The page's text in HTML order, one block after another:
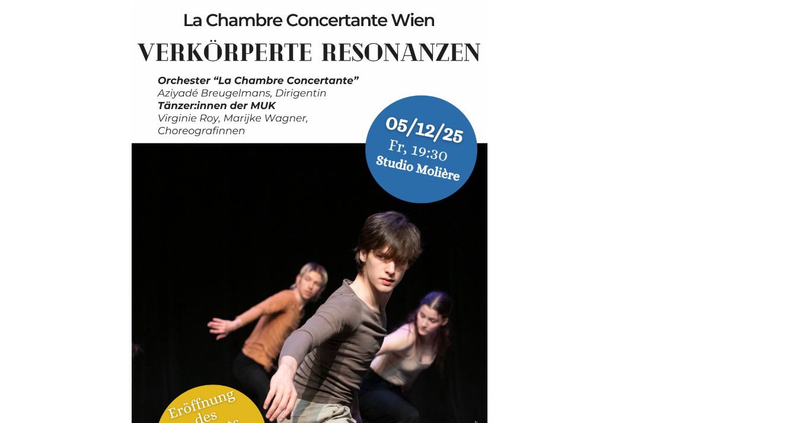
œuvre majeure du répertoire orchestral jouée dans le monde entier, et apporte
des clefs d’écoute originales grâce à une traduction chorégraphique. La
symphonie sera introduite par l'ouverture "Les Hébrides" de Félix
Mendelssohn.
En première partie de concert, se présentera l’orchestre Opus 9, projet
d’orchestre amateur porté depuis janvier 2025 par La Chambre Concertante
Danseurs-interprètes en 2e année du Bachelor danse contemporaine et
classique de l’Université privée de musique et des arts de la Ville de Vienne –
Schubert hören, wie man ihn noch nie…gesehen hat! Seine 5. Sinfonie,
komponiert im Alter von 19 Jahren, einer besonders produktiven
Schaffensphase, dient hier als Klangmaterial für eine zeitgenössische
Choreografie und wird gleichzeitig in einer neuartigen Bearbeitung für
Kammerorchester präsentiert.
Dieses Konzept, das Musik und Tanz verbindet, bietet einen neuen Blick auf ein